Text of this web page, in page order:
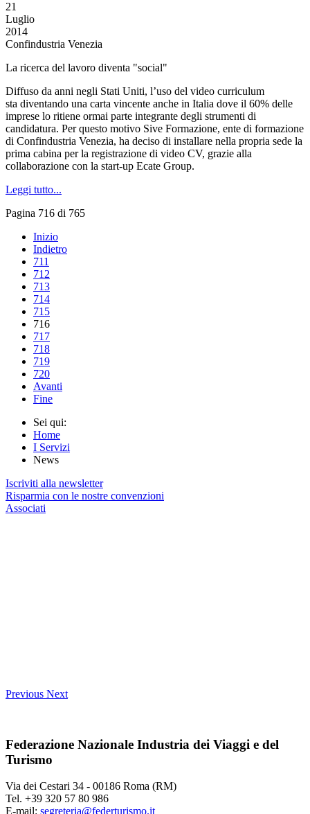
21
Luglio
2014
Confindustria Venezia
La ricerca del lavoro diventa "social"
Diffuso da anni negli Stati Uniti, l’uso del video curriculum
sta diventando una carta vincente anche in Italia dove il 60% delle
imprese lo ritiene ormai parte integrante degli strumenti di
candidatura. Per questo motivo Sive Formazione, ente di formazione
di Confindustria Venezia, ha deciso di installare nella propria sede la
prima cabina per la registrazione di video CV, grazie alla
collaborazione con la start-up Ecate Group.
Leggi tutto...
Pagina 716 di 765
Inizio
Indietro
711
712
713
714
715
716
717
718
719
720
Avanti
Fine
Sei qui:
Home
I Servizi
News
Iscriviti alla newsletter
Risparmia con le nostre convenzioni
Associati
Previous Next
Federazione Nazionale Industria dei Viaggi e del
Turismo
Via dei Cestari 34 - 00186 Roma (RM)
Tel. +39 320 57 80 986
E-mail: segreteria@federturismo.it